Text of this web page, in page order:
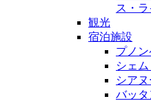
ス・
観光
宿泊施設
プノ
シェ
シア
バッ